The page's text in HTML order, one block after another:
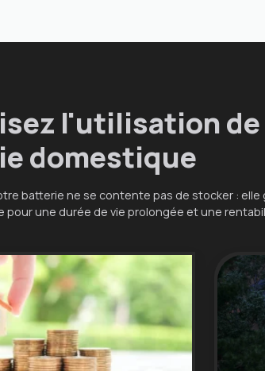
l'utilisation
domestique
batterie ne se contente pas de stocker :
pour une durée de vie prolongée et une